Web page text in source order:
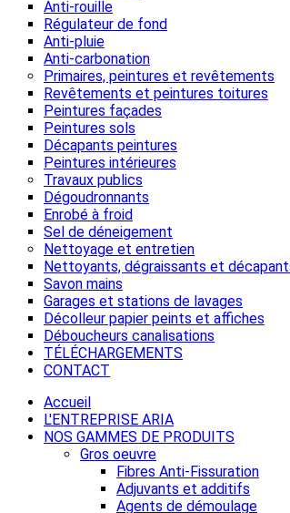
Anti-rouille
Régulateur de fond
Anti-pluie
Anti-carbonation
Primaires, peintures et revêtements
Revêtements et peintures toitures
Peintures façades
Peintures sols
Décapants peintures
Peintures intérieures
Travaux publics
Dégoudronnants
Enrobé à froid
Sel de déneigement
Nettoyage et entretien
Nettoyants, dégraissants et
Savon mains
Garages et stations de lavages
Décolleur papier peints et affiches
Déboucheurs canalisations
TÉLÉCHARGEMENTS
CONTACT
Accueil
L'ENTREPRISE ARIA
NOS GAMMES DE PRODUITS
Gros oeuvre
Fibres Anti-Fissuration
Adjuvants et additifs
Agents de démoulage